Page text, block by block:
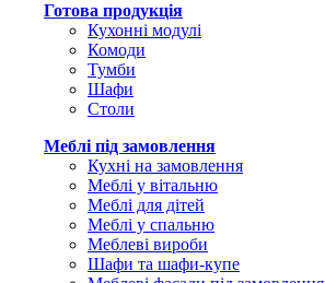
Готова продукція
Кухонні модулі
Комоди
Тумби
Шафи
Столи
Меблі під замовлення
Кухні на замовлення
Меблі у вітальню
Меблі для дітей
Меблі у спальню
Меблеві вироби
Шафи та шафи-купе